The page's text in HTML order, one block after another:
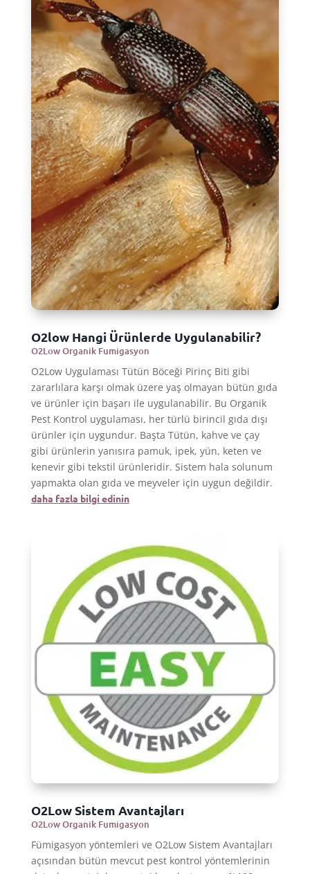
O2low Hangi Ürünlerde Uygulanabilir?
O2Low Organik Fumigasyon
O2Low Uygulaması Tütün Böceği Pirinç Biti gibi
zararlılara karşı olmak üzere yaş olmayan bütün gıda
ve ürünler için başarı ile uygulanabilir. Bu Organik
Pest Kontrol uygulaması, her türlü birincil gıda dışı
ürünler için uygundur. Başta Tütün, kahve ve çay
gibi ürünlerin yanısıra pamuk, ipek, yün, keten ve
kenevir gibi tekstil ürünleridir. Sistem hala solunum
yapmakta olan gıda ve meyveler için uygun değildir.
daha fazla bilgi edinin
O2Low Sistem Avantajları
O2Low Organik Fumigasyon
Fümigasyon yöntemleri ve O2Low Sistem Avantajları
açısından bütün mevcut pest kontrol yöntemlerinin